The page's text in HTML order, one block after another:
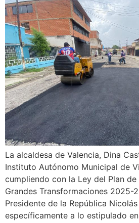
La alcaldesa de Valencia, Dina
Instituto Autónomo Municipal de
cumpliendo con la Ley del Plan
Grandes Transformaciones 2025-
Presidente de la República
específicamente a lo estipulado